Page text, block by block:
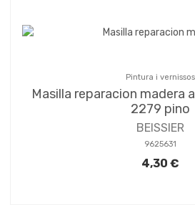
Pintura i vernissos
Masilla reparacion madera
2279 pino
BEISSIER
9625631
4,30 €